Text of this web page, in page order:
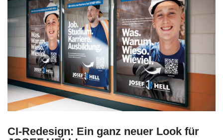
CI-Redesign: Ein ganz neuer Look für